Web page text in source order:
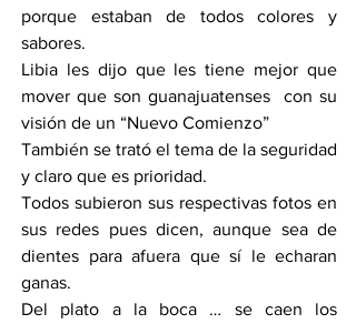
porque estaban de todos colores y
sabores.
Libia les dijo que les tiene mejor que
mover que son guanajuatenses  con su
visión de un “Nuevo Comienzo”
También se trató el tema de la seguridad
y claro que es prioridad.
Todos subieron sus respectivas fotos en
sus redes pues dicen, aunque sea de
dientes para afuera que sí le echaran
ganas.
Del plato a la boca … se caen los